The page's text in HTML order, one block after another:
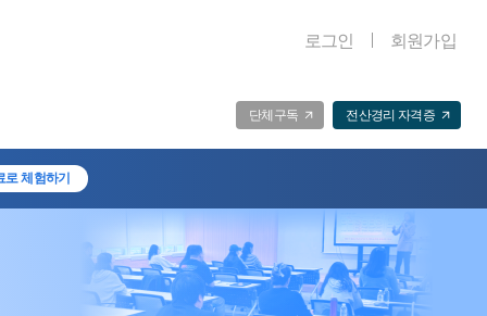
로그인 회원가입
단체구독 전산경리 자격증
로 체험하기